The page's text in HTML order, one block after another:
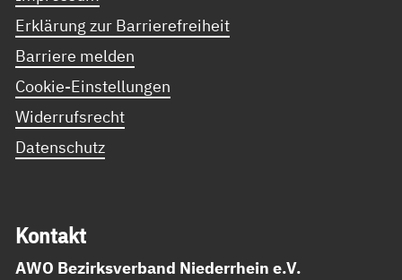
Erklärung zur Barrierefreiheit
Barriere melden
Cookie-Einstellungen
Widerrufsrecht
Datenschutz
Kon­takt
AWO Bezirksverband Niederrhein e.V.